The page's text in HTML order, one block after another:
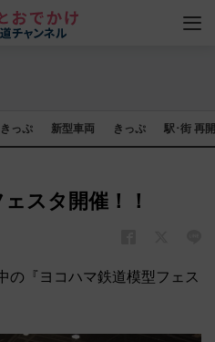
っぷ 新型車両 きっぷ 駅･街 再
スタ開催！！
の『ヨコハマ鉄道模型フェス